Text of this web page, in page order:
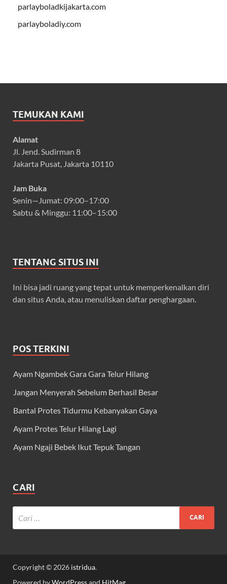
parlayboladkijakarta.com
parlayboladiy.com
TEMUKAN KAMI
Alamat
Jl. Jend. Sudirman 8
Jakarta Pusat, Jakarta 10110
Jam Buka
Senin—Jumat: 09:00–17:00
Sabtu & Minggu: 11:00–15:00
TENTANG SITUS INI
Ini bisa jadi ruang yang tepat untuk memperkenalkan diri
dan situs Anda, atau menuliskan daftar penghargaan.
POS TERKINI
Ayam Ngambek Gara Gara Telur Hilang
Jangan Menyerah Sebelum Berhasil Besar
Bantal Protes Tidurmu Kebanyakan Gaya
Ayam Protes Telur Hilang Lagi
Ayam Ngaji Bebek Ikut Tepuk Tangan
CARI
Copyright © 2026 istridua.
Powered byWordPressand HitMag